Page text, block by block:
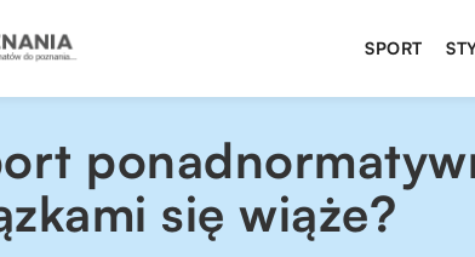
SPORT
się wiąże?